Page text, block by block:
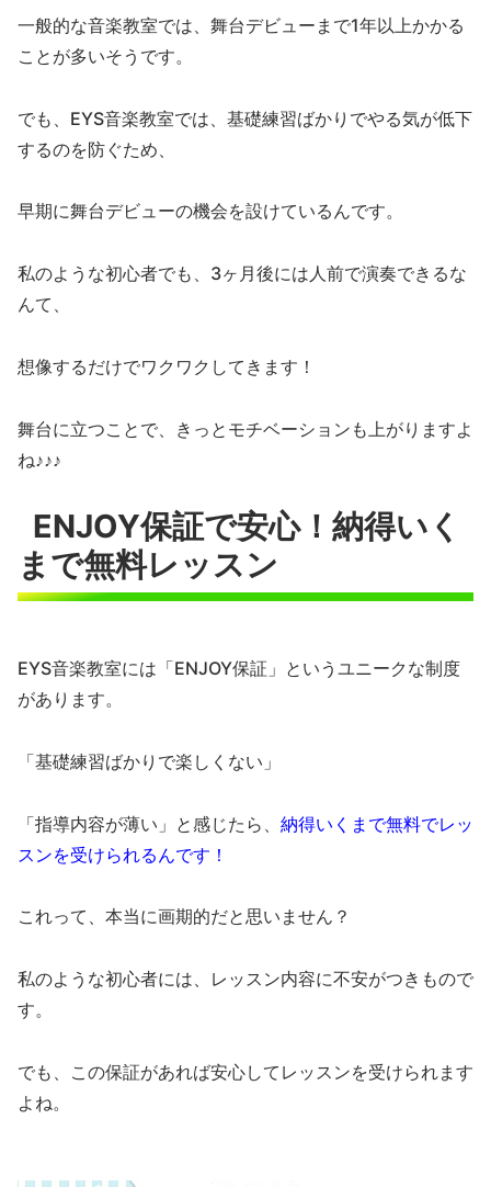
一般的な音楽教室では、舞台デビューまで1年以上かかる
ことが多いそうです。
でも、EYS音楽教室では、基礎練習ばかりでやる気が低下
するのを防ぐため、
早期に舞台デビューの機会を設けているんです。
私のような初心者でも、3ヶ月後には人前で演奏できるな
んて、
想像するだけでワクワクしてきます！
舞台に立つことで、きっとモチベーションも上がりますよ
ね♪♪♪
ENJOY保証で安心！納得いく
まで無料レッスン
EYS音楽教室には「ENJOY保証」というユニークな制度
があります。
「基礎練習ばかりで楽しくない」
「指導内容が薄い」と感じたら、 納得いくまで無料でレッ
スンを受けられるんです！
これって、本当に画期的だと思いません？
私のような初心者には、レッスン内容に不安がつきもので
す。
でも、この保証があれば安心してレッスンを受けられます
よね。